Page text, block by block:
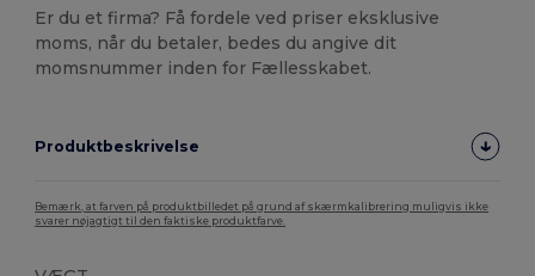
Er du et firma? Få fordele ved priser eksklusive
moms, når du betaler, bedes du angive dit
momsnummer inden for Fællesskabet.
Produktbeskrivelse
Bemærk, at farven på produktbilledet på grund af skærmkalibrering muligvis ikke
svarer nøjagtigt til den faktiske produktfarve.